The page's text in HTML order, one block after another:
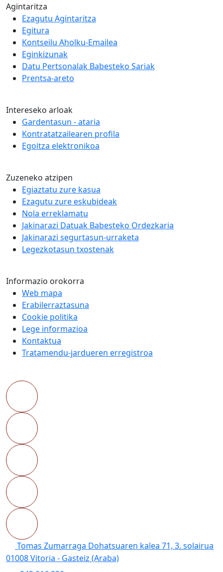
Agintaritza
Ezagutu Agintaritza
Egitura
Kontseilu Aholku-Emailea
Eginkizunak
Datu Pertsonalak Babesteko Sariak
Prentsa-areto
Intereseko arloak
Gardentasun - ataria
Kontratatzailearen profila
Egoitza elektronikoa
Zuzeneko atzipen
Egiaztatu zure kasua
Ezagutu zure eskubideak
Nola erreklamatu
Jakinarazi Datuak Babesteko Ordezkaria
Jakinarazi segurtasun-urraketa
Legezkotasun txostenak
Informazio orokorra
Web mapa
Erabilerraztasuna
Cookie politika
Lege informazioa
Kontaktua
Tratamendu-jardueren erregistroa
Tomas Zumarraga Dohatsuaren kalea 71, 3. solairua
01008 Vitoria - Gasteiz (Araba)